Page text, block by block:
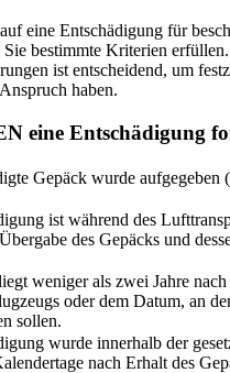
eine Entschädigung für
Sie bestimmte Kriterien
ist entscheidend, um
haben.
eine Entschädigung
Gepäck wurde aufgegeben
ist während des
des Gepäcks und
weniger als zwei Jahre
oder dem Datum, an
sollen.
wurde innerhalb der
nach Erhalt des